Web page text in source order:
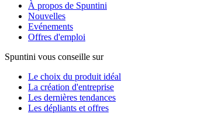
À propos de Spuntini
Nouvelles
Evénements
Offres d'emploi
Spuntini vous conseille sur
Le choix du produit idéal
La création d'entreprise
Les dernières tendances
Les dépliants et offres